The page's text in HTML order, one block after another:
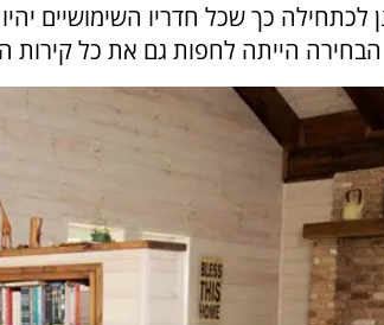
לכתחילה כך שכל חדריו השימושיים
הבחירה הייתה לחפות גם את כל קירות